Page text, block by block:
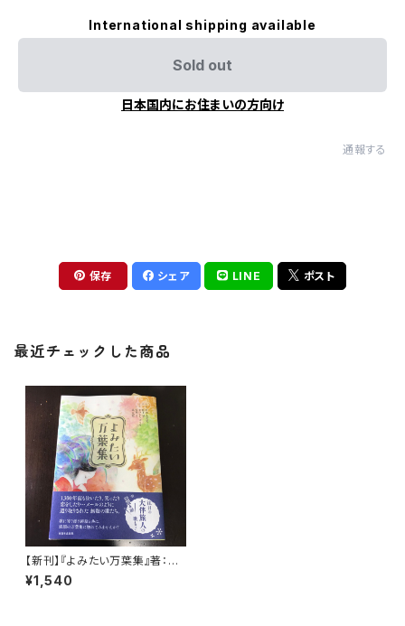
International shipping available
Sold out
日本国内にお住まいの方向け
通報する
保存 シェア LINE ポスト
最近チェックした商品
【新刊】『よみたい万葉集』著：ま
つしたゆうり、松岡文、森花絵
（版元：西日本出版社）
¥1,540